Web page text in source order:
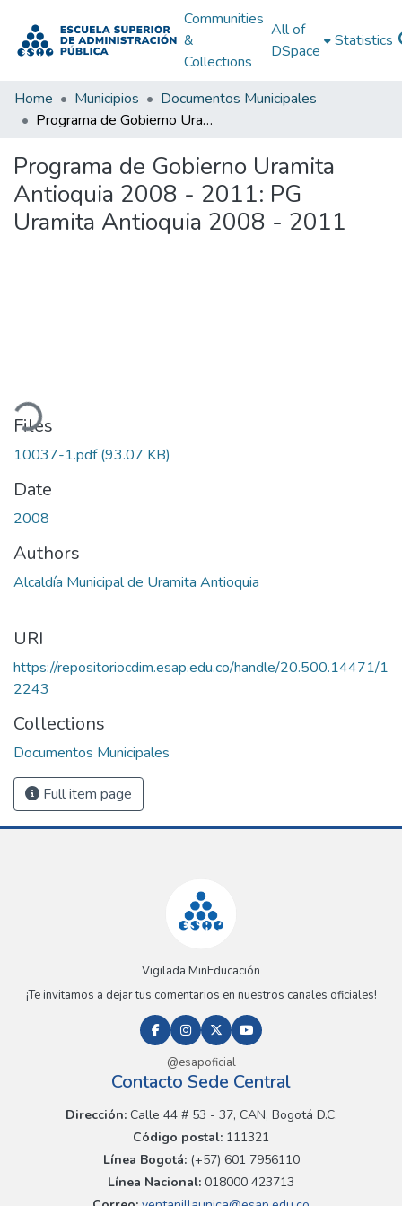
Communities
&
Collections
All of
DSpace
Statistics
Home Municipios
Documentos Municipales
Programa de Gobierno Uramita Antioquia 2008 - 2011: PG Uramita Antioquia 2008 - 2011
Programa de Gobierno Uramita
Antioquia 2008 - 2011: PG
Uramita Antioquia 2008 - 2011
Files
10037-1.pdf(93.07 KB)
Date
2008
Authors
Alcaldía Municipal de Uramita Antioquia
URI
https://repositoriocdim.esap.edu.co/handle/20.500.14471/1
2243
Collections
Documentos Municipales
Full item page
Vigilada MinEducación
¡Te invitamos a dejar tus comentarios en nuestros canales oficiales!
@esapoficial
Contacto Sede Central
Dirección:Calle 44 # 53 - 37, CAN, Bogotá D.C.
Código postal: 111321
Línea Bogotá:(+57) 601 7956110
Línea Nacional: 018000 423713